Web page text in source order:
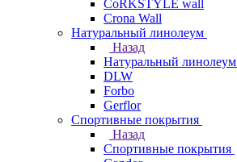
CoRKSTYLE wall
Crona Wall
Натуральный линолеум
Назад
Натуральный линолеум
DLW
Forbo
Gerflor
Спортивные покрытия
Назад
Спортивные покрытия